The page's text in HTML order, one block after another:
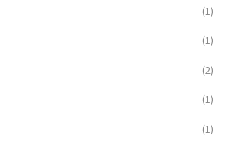
(1)
(1)
(2)
(1)
(1)